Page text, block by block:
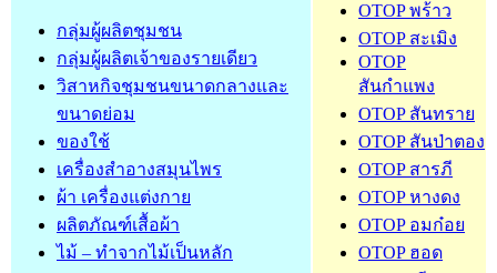
OTOP พร้าว
OTOP สะเมิง
OTOP
สันกำแพง
OTOP สันทราย
OTOP สันป่าตอง
OTOP สารภี
OTOP หางดง
OTOP อมก๋อย
OTOP ฮอด
กลุ่มผู้ผลิตชุมชน
กลุ่มผู้ผลิตเจ้าของรายเดียว
วิสาหกิจชุมชนขนาดกลางและ
ขนาดย่อม
ของใช้
เครื่องสำอางสมุนไพร
ผ้า เครื่องแต่งกาย
ผลิตภัณฑ์เสื้อผ้า
ไม้ – ทำจากไม้เป็นหลัก